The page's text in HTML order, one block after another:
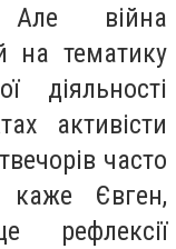
війна
на тематику
діяльності
активісти
часто
Євген,
рефлексії